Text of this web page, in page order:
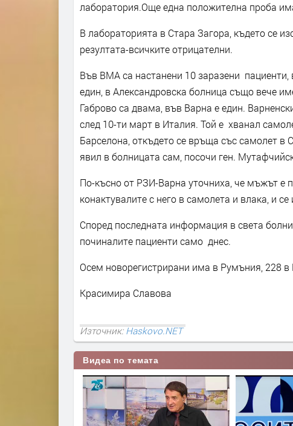
лаборатория.Още една положителна проба
В лабораторията в Стара Загора, където се
резултата-всичките отрицателни.
Във ВМА са настанени 10 заразени
един, в Александровска болница също вече
Габрово са двама, във Варна е един.
след 10-ти март в Италия. Той е хванал
Барселона, откъдето се връща със самолет
явил в болницата сам, посочи ген.
По-късно от РЗИ-Варна уточниха, че мъжът е
конактувалите с него в самолета и влака, и
Според последната информация в света
починалите пациенти само днес.
Осем новорегистрирани има в Румъния, 228
Красимира Славова
Източник: Haskovo.NET
Видеа по темата